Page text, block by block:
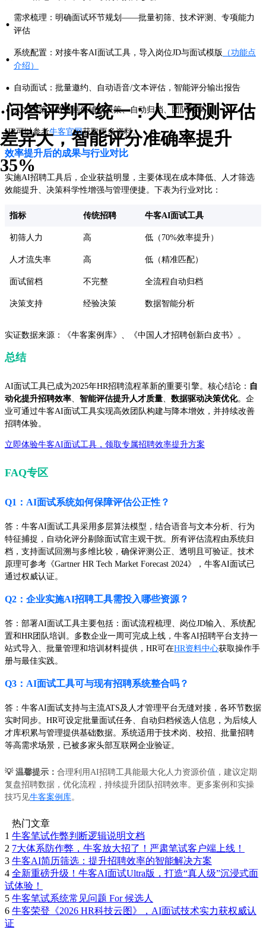
·问答评判不统一：人工预测评估
差异大，智能评分准确率提升
35%
· 需求梳理：明确面试环节规划——批量初筛、技术评测、专项能力
评估
· 系统配置：对接牛客AI面试工具，导入岗位JD与面试模版
（功能点
介绍）
· 自动面试：批量邀约、自动语音/文本评估，智能评分输出报告
· 人才决策：数据画像辅助决策、自动归档、团队共享
HR可以参考牛客官网获取更多资料。
效率提升后的成果与行业对比
实施AI招聘工具后，企业获益明显，主要体现在成本降低、人才筛选
效能提升、决策科学性增强与管理便捷。下表为行业对比：
指标 传统招聘 牛客AI面试工具
初筛人力 高 低（70%效率提升）
人才流失率 高 低（精准匹配）
面试留档 不完整 全流程自动归档
决策支持 经验决策 数据智能分析
实证数据来源：《牛客案例库》、《中国人才招聘创新白皮书》。
总结
AI面试工具已成为2025年HR招聘流程革新的重要引擎。核心结论： 自
动化提升招聘效率、 智能评估提升人才质量、 数据驱动决策优化。企
业可通过牛客AI面试工具实现高效团队构建与降本增效，并持续改善
招聘体验。
立即体验牛客AI面试工具，领取专属招聘效率提升方案
FAQ专区
Q1：AI面试系统如何保障评估公正性？
答：牛客AI面试工具采用多层算法模型，结合语音与文本分析、行为
特征捕捉，自动化评分剔除面试官主观干扰。所有评估流程由系统归
档，支持面试回溯与多维比较，确保评测公正、透明且可验证。技术
原理可参考《Gartner HR Tech Market Forecast 2024》，牛客AI面试已
通过权威认证。
Q2：企业实施AI招聘工具需投入哪些资源？
答：部署AI面试工具主要包括：面试流程梳理、岗位JD输入、系统配
置和HR团队培训。多数企业一周可完成上线，牛客AI招聘平台支持一
站式导入、批量管理和培训材料提供，HR可在HR资料中心获取操作手
册与最佳实践。
Q3：AI面试工具可与现有招聘系统整合吗？
答：牛客AI面试支持与主流ATS及人才管理平台无缝对接，各环节数据
实时同步。HR可设定批量面试任务、自动归档候选人信息，为后续人
才库积累与管理提供基础数据。系统适用于技术岗、校招、批量招聘
等高需求场景，已被多家头部互联网企业验证。
💡 温馨提示： 合理利用AI招聘工具能最大化人力资源价值，建议定期
复盘招聘数据，优化流程，持续提升团队招聘效率。更多案例和实操
技巧见牛客案例库。
热门文章
1 牛客笔试作弊判断逻辑说明文档
2 7大体系防作弊，牛客放大招了！严肃笔试客户端上线！
3 牛客AI简历筛选：提升招聘效率的智能解决方案
4 全新重磅升级！牛客AI面试Ultra版，打造“真人级”沉浸式面
试体验！
5 牛客笔试系统常见问题 For 候选人
6 牛客荣登《2026 HR科技云图》，AI面试技术实力获权威认
证